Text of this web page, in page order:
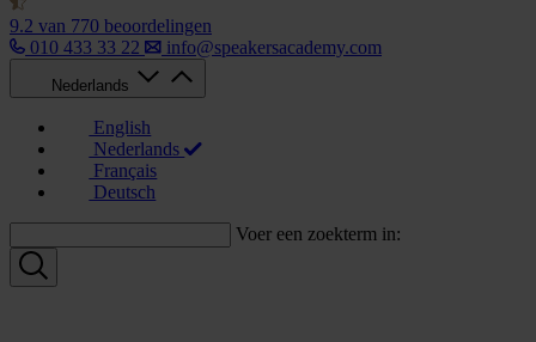
9.2 van 770 beoordelingen
010 433 33 22
info@speakersacademy.com
Nederlands
English
Nederlands
Français
Deutsch
Voer een zoekterm in: